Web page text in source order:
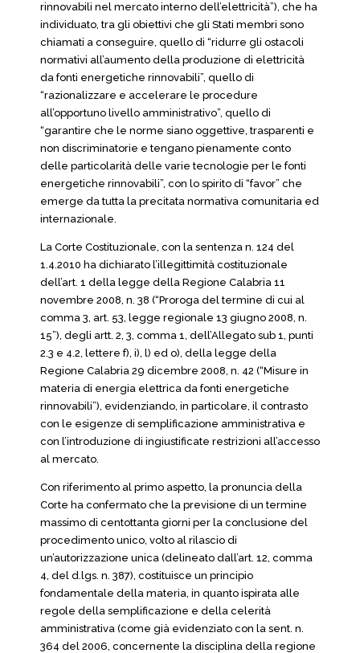
rinnovabili nel mercato interno dell’elettricità”), che ha
individuato, tra gli obiettivi che gli Stati membri sono
chiamati a conseguire, quello di “ridurre gli ostacoli
normativi all’aumento della produzione di elettricità
da fonti energetiche rinnovabili”, quello di
“razionalizzare e accelerare le procedure
all’opportuno livello amministrativo”, quello di
“garantire che le norme siano oggettive, trasparenti e
non discriminatorie e tengano pienamente conto
delle particolarità delle varie tecnologie per le fonti
energetiche rinnovabili”, con lo spirito di “favor” che
emerge da tutta la precitata normativa comunitaria ed
internazionale.
La Corte Costituzionale, con la sentenza n. 124 del
1.4.2010 ha dichiarato l’illegittimità costituzionale
dell’art. 1 della legge della Regione Calabria 11
novembre 2008, n. 38 (“Proroga del termine di cui al
comma 3, art. 53, legge regionale 13 giugno 2008, n.
15”), degli artt. 2, 3, comma 1, dell’Allegato sub 1, punti
2.3 e 4.2, lettere f), i), l) ed o), della legge della
Regione Calabria 29 dicembre 2008, n. 42 (“Misure in
materia di energia elettrica da fonti energetiche
rinnovabili”), evidenziando, in particolare, il contrasto
con le esigenze di semplificazione amministrativa e
con l’introduzione di ingiustificate restrizioni all’accesso
al mercato.
Con riferimento al primo aspetto, la pronuncia della
Corte ha confermato che la previsione di un termine
massimo di centottanta giorni per la conclusione del
procedimento unico, volto al rilascio di
un’autorizzazione unica (delineato dall’art. 12, comma
4, del d.lgs. n. 387), costituisce un principio
fondamentale della materia, in quanto ispirata alle
regole della semplificazione e della celerità
amministrativa (come già evidenziato con la sent. n.
364 del 2006, concernente la disciplina della regione